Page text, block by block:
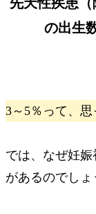
の出生
3～5％ って、思
では、なぜ妊
があるのでしょ